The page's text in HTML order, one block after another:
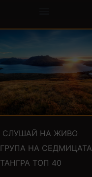
СЛУШАЙ НА ЖИВО
ГРУПА НА СЕДМИЦАТА
ТАНГРА ТОП 40